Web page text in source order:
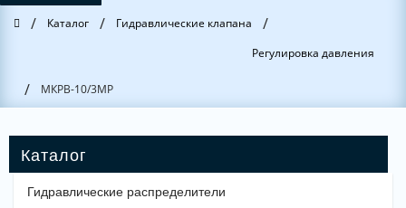
Главная
/ Каталог / Гидравлические клапана /
Регулировка давления
/ МКРВ-10/3МР
Гидравлические распределители